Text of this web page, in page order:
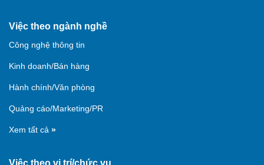
Việc theo ngành nghề
Công nghệ thông tin
Kinh doanh/Bán hàng
Hành chính/Văn phòng
Quảng cáo/Marketing/PR
Xem tất cả »